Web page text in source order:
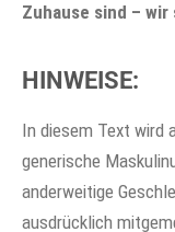
Zuhause sind –
HINWEISE:
In diesem Text wird
generische
anderweitige
ausdrücklich